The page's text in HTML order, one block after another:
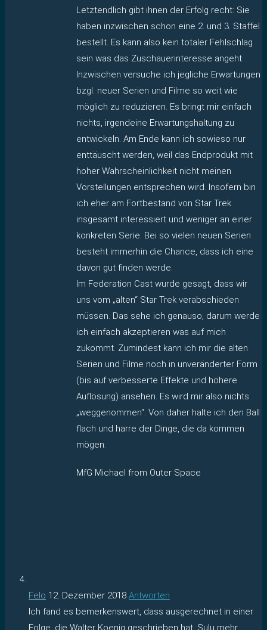
Letztendlich gibt ihnen der Erfolg recht: Sie
haben inzwischen schon eine 2. und 3. Staffel
bestellt. Es kann also kein totaler Fehlschlag
sein was das Zuschauerinteresse angeht.
Inzwischen versuche ich jegliche Erwartungen
bzgl. neuer Serien und Filme so weit wie
möglich zu reduzieren. Es bringt mir einfach
nichts, irgendeine Erwartungshaltung zu
entwickeln. Am Ende kann ich sowieso nur
enttäuscht werden, weil das Endprodukt mit
hoher Wahrscheinlichkeit nicht meinen
Vorstellungen entsprechen wird. Insofern bin
ich eher am Fortbestand von Star Trek
insgesamt interessiert und weniger an einer
konkreten Serie. Bei so vielen neuen Serien
besteht immerhin die Chance, dass ich eine
davon gut finden werde.
Im Federation Cast wurde gesagt, dass wir
uns vom „alten“ Star Trek verabschieden
müssen. Das sehe ich genauso, darum werde
ich einfach akzeptieren was auf mich
zukommt. Zumindest kann ich mir die alten
Serien und Filme noch in unveränderter Form
(bis auf verbesserte Effekte und höhere
Auflösung) ansehen. Es wird mir also nichts
„weggenommen“. Von daher halte ich den Ball
flach und harre der Dinge, die da kommen
mögen.
MfG Michael from Outer Space
Felo 12. Dezember 2018 Antworten
Ich fand es bemerkenswert, dass ausgerechnet in einer
Folge, die Walter Koenig geschrieben hat, Sulu mehr